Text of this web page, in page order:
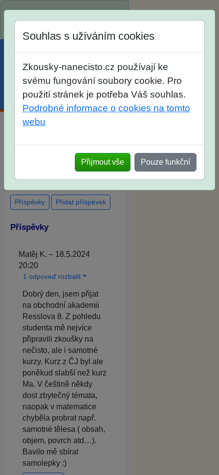
Menu Účet Košík
po skutečných přijímacích
zkouškách
Souhlas s užíváním cookies
Zkousky-nanecisto.cz používají ke
svému fungování soubory cookie. Pro
použití stránek je potřeba Váš souhlas.
Podrobné informace o cookies na tomto
webu
Přijmout vše Pouze funkční
Příspěvky Přidat příspěvek
Příspěvky
Matěj K. – 18.5.2024
20:20
1 odpoveď rozbalit
Dobrý den, jsem přijat
na obchodní akademii
Resslova 8. Z pohledu
studenta mě nejvíce
připravili zkoušky na
nečisto, ale i samotné
kurzy. Kurz z ČJ byl ale
poněkud slabší než kurz
Ma. V češtině někdy
dost zbytečný témata,
naopak v matematice
chyběla probrat např.
samotné tělesa ( obsah,
objem, povrch atd…).
Bavilo mě sbírat
samolepky :)